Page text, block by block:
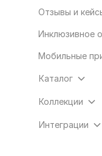
Отзывы и
Инклюзивное
Мобильные
Каталог
Коллекции
Интеграции